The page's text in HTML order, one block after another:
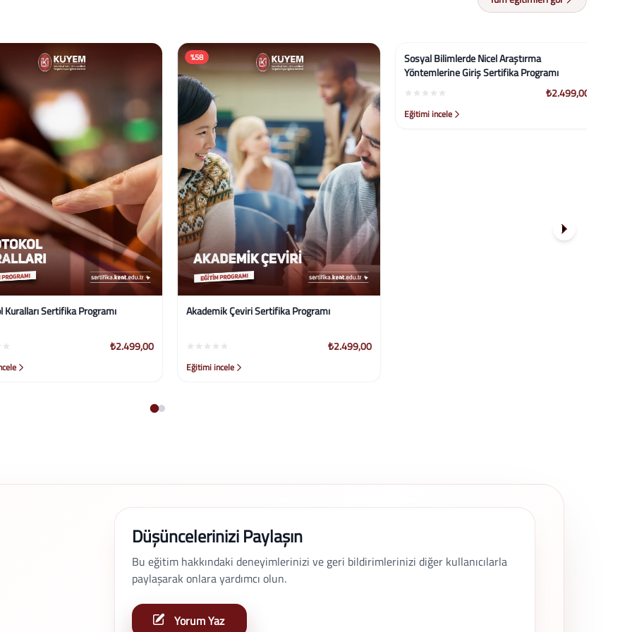
Sertifika Programı
₺2.499,00
%58
Akademik Çeviri Sertifika Programı
₺2.499,00
Eğitimi incele
%58
Düşüncelerinizi Paylaşın
Bu eğitim hakkındaki deneyimlerinizi ve geri bildirimlerinizi diğer kullanıcılarla
paylaşarak onlara yardımcı olun.
Yorum Yaz